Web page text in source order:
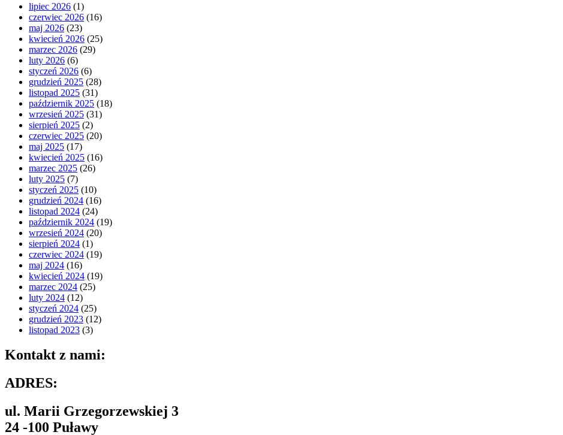
lipiec 2026 (1)
czerwiec 2026 (16)
maj 2026 (23)
kwiecień 2026 (25)
marzec 2026 (29)
luty 2026 (6)
styczeń 2026 (6)
grudzień 2025 (28)
listopad 2025 (31)
październik 2025 (18)
wrzesień 2025 (31)
sierpień 2025 (2)
czerwiec 2025 (20)
maj 2025 (17)
kwiecień 2025 (16)
marzec 2025 (26)
luty 2025 (7)
styczeń 2025 (10)
grudzień 2024 (16)
listopad 2024 (24)
październik 2024 (19)
wrzesień 2024 (20)
sierpień 2024 (1)
czerwiec 2024 (19)
maj 2024 (16)
kwiecień 2024 (19)
marzec 2024 (25)
luty 2024 (12)
styczeń 2024 (25)
grudzień 2023 (12)
listopad 2023 (3)
Kontakt z nami:
ADRES:
ul. Marii Grzegorzewskiej 3
24 -100 Puławy